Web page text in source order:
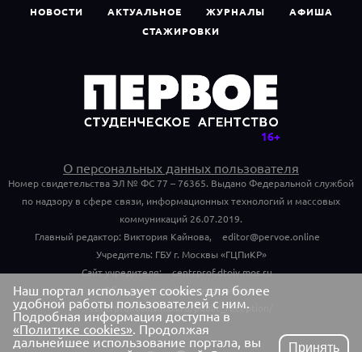
НОВОСТИ АКТУАЛЬНОЕ ЖУРНАЛЫ
АФИША
СТАЖИРОВКИ
О персональных данных пользователя
Номер свидетельства ЭЛ № ФС 77 – 76365. Выдано Федеральной службой
по надзору в сфере связи, информационных технологий и массовых
коммуникаций 26.07.2019.
Главный редактор: Виктория Кайнова,
editor@pervoe.online
Учредитель: ГБУ г. Москвы «ГЦПиКР»
Сайт учредителя:
centrprof.dtoiv.mos.ru
Обращения граждан учредителю:
centrprof.dtoiv.mos.ru/public_reception/
Наш портал использует cookies для более
удобной работы пользователей с ним.
Подробная информация доступна в
«Политике cookies». Продолжая
дальнейшее использование портала, вы
Принять